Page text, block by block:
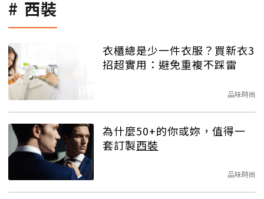
西裝
衣櫃總是少一件衣服？買新衣3
招超實用：避免重複不踩雷
品味時尚
為什麼50+的你或妳，值得一
套訂製西裝
品味時尚